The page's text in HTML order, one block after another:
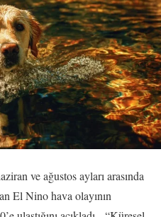
ve ağustos ayları arasında
El Nino hava olayının